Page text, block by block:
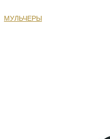
МУЛЬЧЕРЫ